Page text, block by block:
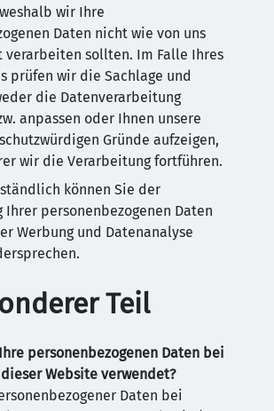
wir Ihre
Daten nicht wie von uns
verarbeiten sollten. Im Falle Ihres
prüfen wir die Sachlage und
die Datenverarbeitung
anpassen oder Ihnen unsere
Gründe aufzeigen,
wir die Verarbeitung fortführen.
können Sie der
Ihrer personenbezogenen Daten
Werbung und Datenanalyse
Teil
personenbezogenen Daten bei
Website verwendet?
Daten bei